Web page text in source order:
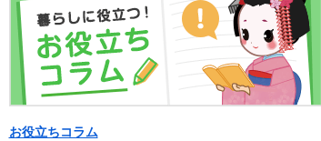
お役立ちコラム